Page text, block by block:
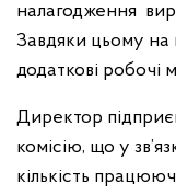
налагодження
Завдяки цьому на
додаткові робочі
Директор
комісію, що у
кількість